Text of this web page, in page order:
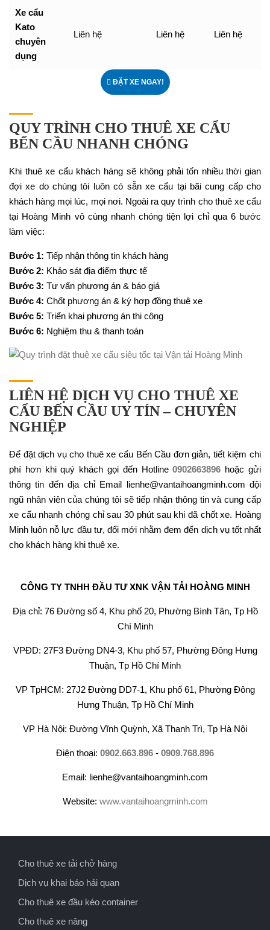
Xe cẩu
Kato
chuyên
dụng
Liên hệ Liên hệ Liên hệ
ĐẶT XE NGAY!
QUY TRÌNH CHO THUÊ XE CẨU
BẾN CẦU NHANH CHÓNG
Khi thuê xe cẩu khách hàng sẽ không phải tốn nhiều thời gian
đợi xe do chúng tôi luôn có sẵn xe cẩu tại bãi cung cấp cho
khách hàng mọi lúc, mọi nơi. Ngoài ra quy trình cho thuê xe cẩu
tại Hoàng Minh vô cùng nhanh chóng tiện lợi chỉ qua 6 bước
làm việc:
Bước 1: Tiếp nhận thông tin khách hàng
Bước 2: Khảo sát địa điểm thực tế
Bước 3: Tư vấn phương án & báo giá
Bước 4: Chốt phương án & ký hợp đồng thuê xe
Bước 5: Triển khai phương án thi công
Bước 6: Nghiệm thu & thanh toán
LIÊN HỆ DỊCH VỤ CHO THUÊ XE
CẨU BẾN CẦU UY TÍN – CHUYÊN
NGHIỆP
Để đặt dịch vụ cho thuê xe cẩu Bến Cầu đơn giản, tiết kiệm chi
phí hơn khi quý khách gọi đến Hotline0902663896 hoặc gửi
thông tin đến địa chỉ Email lienhe@vantaihoangminh.com đội
ngũ nhân viên của chúng tôi sẽ tiếp nhận thông tin và cung cấp
xe cẩu nhanh chóng chỉ sau 30 phút sau khi đã chốt xe. Hoàng
Minh luôn nỗ lực đầu tư, đổi mới nhằm đem đến dịch vụ tốt nhất
cho khách hàng khi thuê xe.
CÔNG TY TNHH ĐẦU TƯ XNK VẬN TẢI HOÀNG MINH
Địa chỉ: 76 Đường số 4, Khu phố 20, Phường Bình Tân, Tp Hồ
Chí Minh
VPĐD: 27F3 Đường DN4-3, Khu phố 57, Phường Đông Hưng
Thuận, Tp Hồ Chí Minh
VP TpHCM: 27J2 Đường DD7-1, Khu phố 61, Phường Đông
Hưng Thuận, Tp Hồ Chí Minh
VP Hà Nội: Đường Vĩnh Quỳnh, Xã Thanh Trì, Tp Hà Nội
Điện thoại: 0902.663.896 - 0909.768.896
Email: lienhe@vantaihoangminh.com
Website: www.vantaihoangminh.com
Cho thuê xe tải chở hàng
Dịch vụ khai báo hải quan
Cho thuê xe đầu kéo container
Cho thuê xe nâng